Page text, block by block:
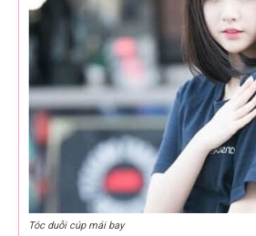
Tóc duỗi cúp mái bay